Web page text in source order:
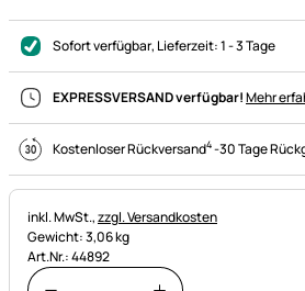
Sofort verfügbar, Lieferzeit:1 - 3 Tage
EXPRESSVERSAND verfügbar!Mehr
Kostenloser Rückversand4-30 Tage
Steuerhinweis:
inkl. MwSt.,zzgl. Versandkosten
Gewicht: 3,06 kg
Art.Nr.: 44892